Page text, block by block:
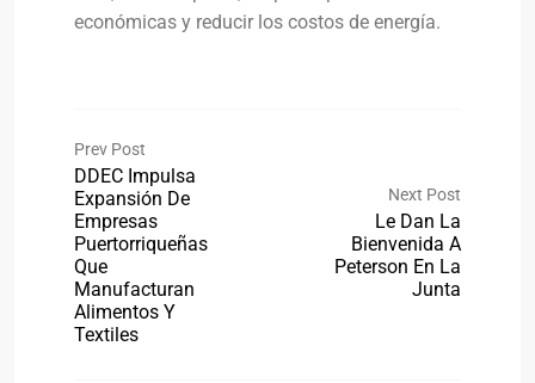
económicas y reducir los costos de energía.
Prev Post
DDEC Impulsa
Expansión De
Empresas
Puertorriqueñas
Que
Manufacturan
Alimentos Y
Textiles
Next Post
Le Dan La
Bienvenida A
Peterson En La
Junta